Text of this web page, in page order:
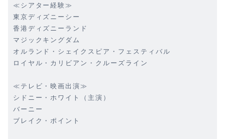
≪シアター経験≫
東京ディズニーシー
香港ディズニーランド
マジックキングダム
オルランド・シェイクスピア・フェスティバル
ロイヤル・カリビアン・クルーズライン
≪テレビ・映画出演≫
シドニー・ホワイト（主演）
バーニー
ブレイク・ポイント